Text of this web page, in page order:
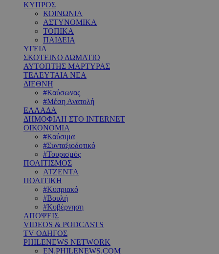
ΚΥΠΡΟΣ
ΚΟΙΝΩΝΙΑ
ΑΣΤΥΝΟΜΙΚΑ
ΤΟΠΙΚΑ
ΠΑΙΔΕΙΑ
ΥΓΕΙΑ
ΣΚΟΤΕΙΝΟ ΔΩΜΑΤΙΟ
ΑΥΤΟΠΤΗΣ ΜΑΡΤΥΡΑΣ
ΤΕΛΕΥΤΑΙΑ ΝΕΑ
ΔΙΕΘΝΗ
#Καύσωνας
#Μέση Ανατολή
ΕΛΛΑΔΑ
ΔΗΜΟΦΙΛΗ ΣΤΟ INTERNET
ΟΙΚΟΝΟΜΙΑ
#Καύσιμα
#Συνταξιοδοτικό
#Τουρισμός
ΠΟΛΙΤΙΣΜΟΣ
ΑΤΖΕΝΤΑ
ΠΟΛΙΤΙΚΗ
#Κυπριακό
#Βουλή
#Κυβέρνηση
ΑΠΟΨΕΙΣ
VIDEOS & PODCASTS
TV ΟΔΗΓΟΣ
PHILENEWS NETWORK
EN.PHILENEWS.COM